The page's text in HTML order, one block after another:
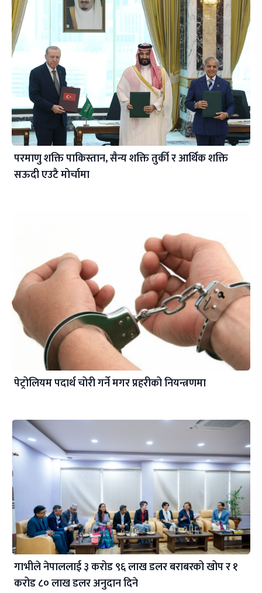
परमाणु शक्ति पाकिस्तान, सैन्य शक्ति तुर्की र आर्थिक शक्ति
सऊदी एउटै मोर्चामा
पेट्रोलियम पदार्थ चोरी गर्ने मगर प्रहरीको नियन्त्रणमा
गाभीले नेपाललाई ३ करोड ९६ लाख डलर बराबरको खोप र १
करोड ८० लाख डलर अनुदान दिने